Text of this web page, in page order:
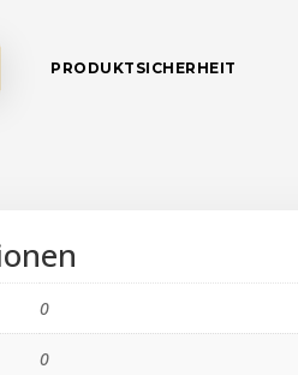
PRODUKTSICHERHEIT
0
0